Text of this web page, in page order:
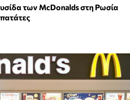
των McDonalds στη Ρωσία